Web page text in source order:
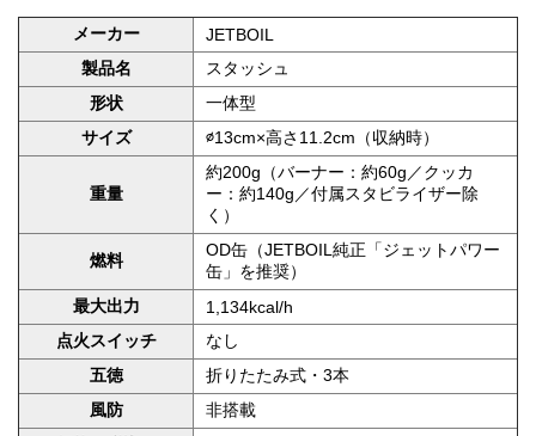
メーカー
JETBOIL
製品名
スタッシュ
形状
一体型
サイズ
∅13cm×高さ11.2cm（収納時）
重量
約200g（バーナー：約60g／クッカ
ー：約140g／付属スタビライザー除
く）
燃料
OD缶（JETBOIL純正「ジェットパワー
缶」を推奨）
最大出力
1,134kcal/h
点火スイッチ
なし
五徳
折りたたみ式・3本
風防
非搭載